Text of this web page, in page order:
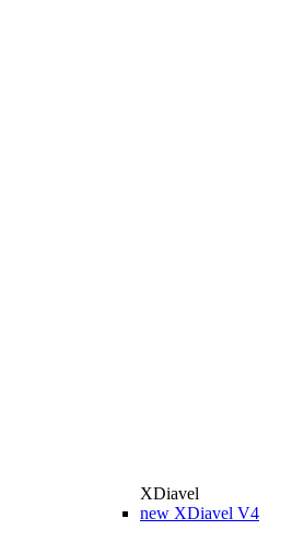
XDiavel
new XDiavel V4